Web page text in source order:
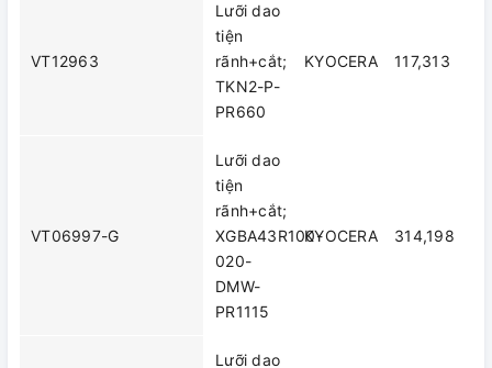
VT12963
Lưỡi dao
tiện
rãnh+cắt;
TKN2-P-
PR660
KYOCERA 117,313
VT06997-G
Lưỡi dao
tiện
rãnh+cắt;
XGBA43R100-
020-
DMW-
PR1115
KYOCERA 314,198
Lưỡi dao